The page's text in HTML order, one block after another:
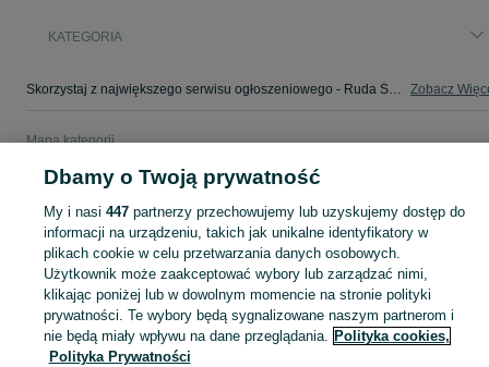
KATEGORIA
Skorzystaj z największego serwisu ogłoszeniowego - Ruda Śląska i okolice! - kupuj lub sprzedawaj jeszcze wygodniej w kategorii Biura i Lokale! Zobacz
Mapa kategorii
Mapa miejscowości
Popularne wyszukiwania
Dbamy o Twoją prywatność
My i nasi 447partnerzy przechowujemy lub uzyskujemy dostęp do
informacji na urządzeniu, takich jak unikalne identyfikatory w
plikach cookie w celu przetwarzania danych osobowych.
Użytkownik może zaakceptować wybory lub zarządzać nimi,
klikając poniżej lub w dowolnym momencie na stronie polityki
prywatności. Te wybory będą sygnalizowane naszym partnerom i
nie będą miały wpływu na dane przeglądania. Polityka cookies,
Polityka Prywatności